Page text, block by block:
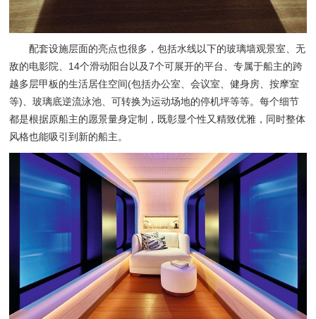
配套设施层面的亮点也很多，包括水线以下的玻璃墙观景室、无
敌的电影院、14个滑动阳台以及7个可展开的平台、专属于船主的跨
越多层甲板的生活居住空间(包括办公室、会议室、健身房、按摩室
等)、玻璃底逆流泳池、可转换为运动场地的停机坪等等。每个细节
都是根据原船主的愿景量身定制，既彰显个性又精致优雅，同时整体
风格也能吸引到新的船主。